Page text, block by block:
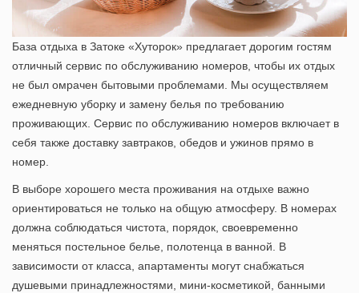
База отдыха в Затоке «Хуторок» предлагает дорогим гостям
отличный сервис по обслуживанию номеров, чтобы их отдых
не был омрачен бытовыми проблемами. Мы осуществляем
ежедневную уборку и замену белья по требованию
проживающих. Сервис по обслуживанию номеров включает в
себя также доставку завтраков, обедов и ужинов прямо в
номер.
В выборе хорошего места проживания на отдыхе важно
ориентироваться не только на общую атмосферу. В номерах
должна соблюдаться чистота, порядок, своевременно
меняться постельное белье, полотенца в ванной. В
зависимости от класса, апартаменты могут снабжаться
душевыми принадлежностями, мини-косметикой, банными